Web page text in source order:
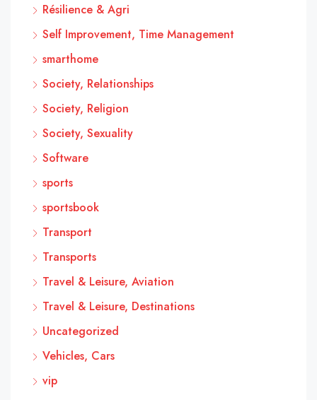
Résilience & Agri
Self Improvement, Time Management
smarthome
Society, Relationships
Society, Religion
Society, Sexuality
Software
sports
sportsbook
Transport
Transports
Travel & Leisure, Aviation
Travel & Leisure, Destinations
Uncategorized
Vehicles, Cars
vip